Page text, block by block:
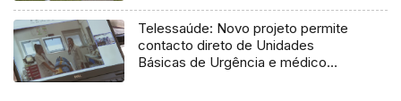
Telessaúde: Novo projeto permite
contacto direto de Unidades
Básicas de Urgência e médico